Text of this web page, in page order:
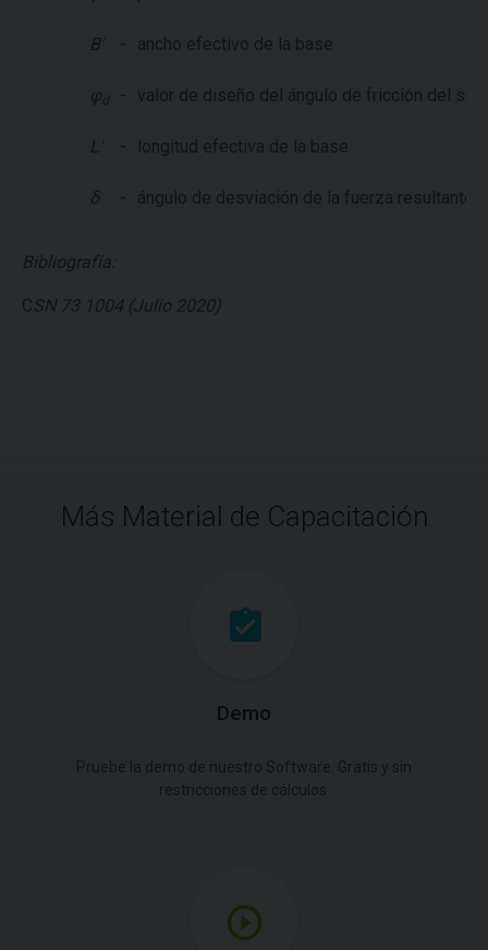
B' - ancho efectivo de la base
φ d - valor de diseño del ángulo de fricción del
L' - longitud efectiva de la base
δ - ángulo de desviación de la fuerza resultante
Bibliografía:
CSN 73 1004 (Julio 2020)
Más Material de Capacitación
Demo
Pruebe la demo de nuestro Software. Gratis y sin
restricciones de cálculos.